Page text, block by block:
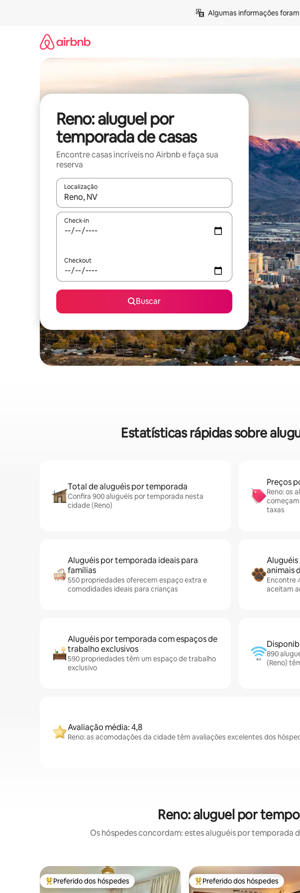
Algumas informações
Reno: aluguel por
temporada de casas
Encontre casas incríveis no Airbnb e faça sua
reserva
Localização
Quando os resultados estiverem disponíveis, explore-os usando as seta
Check-in
Checkout
Buscar
Estatísticas rápidas sobre
Total de aluguéis por temporada
Confira 900 aluguéis por temporada nesta
cidade (Reno)
Preços
Reno: os
começam
taxas
Aluguéis por temporada ideais para
famílias
550 propriedades oferecem espaço extra e
comodidades ideais para crianças
animais
Encontre
aceitam
Aluguéis por temporada com espaços de
trabalho exclusivos
590 propriedades têm um espaço de trabalho
exclusivo
890
(Reno)
Avaliação média: 4,8
Reno: as acomodações da cidade têm avaliações excelentes dos
Reno: aluguel por
Os hóspedes concordam: estes aluguéis por temporada
Entre os melhores preferidos dos hóspedes
Preferido dos hóspedes Entre os melhores preferidos dos
Preferido dos hóspedes